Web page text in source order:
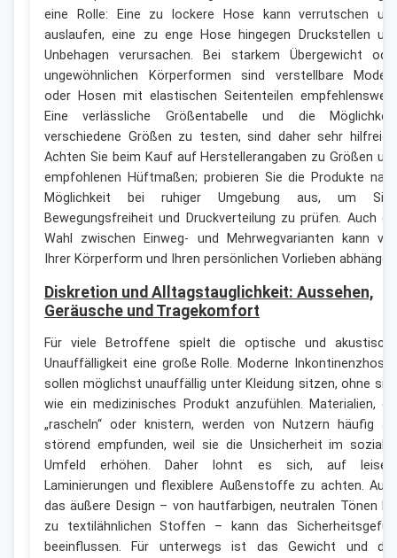
eine Rolle: Eine zu lockere Hose kann verrutschen
auslaufen, eine zu enge Hose hingegen Druckstellen
Unbehagen verursachen. Bei starkem Übergewicht
ungewöhnlichen Körperformen sind verstellbare
oder Hosen mit elastischen Seitenteilen
Eine verlässliche Größentabelle und die
verschiedene Größen zu testen, sind daher sehr
Achten Sie beim Kauf auf Herstellerangaben zu Größen
empfohlenen Hüftmaßen; probieren Sie die Produkte
Möglichkeit bei ruhiger Umgebung aus, um
Bewegungsfreiheit und Druckverteilung zu prüfen. Auch
Wahl zwischen Einweg- und Mehrwegvarianten kann
Ihrer Körperform und Ihren persönlichen Vorlieben
Diskretion und Alltagstauglichkeit: Aussehen,
Geräusche und Tragekomfort
Für viele Betroffene spielt die optische und
Unauffälligkeit eine große Rolle. Moderne
sollen möglichst unauffällig unter Kleidung sitzen, ohne
wie ein medizinisches Produkt anzufühlen. Materialien,
„rascheln“ oder knistern, werden von Nutzern häufig
störend empfunden, weil sie die Unsicherheit im
Umfeld erhöhen. Daher lohnt es sich, auf
Laminierungen und flexiblere Außenstoffe zu achten.
das äußere Design – von hautfarbigen, neutralen Tönen
zu textilähnlichen Stoffen – kann das
beeinflussen. Für unterwegs ist das Gewicht und